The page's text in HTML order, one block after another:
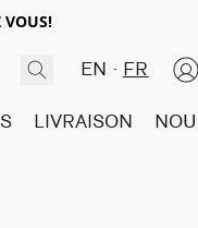
VOUS!
EN FR
LIVRAISON